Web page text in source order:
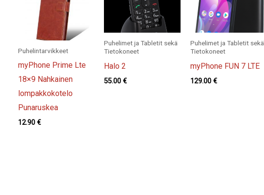
Puhelintarvikkeet
myPhone Prime Lte
18×9 Nahkainen
lompakkokotelo
Punaruskea
12.90 €
Puhelimet ja Tabletit sekä
Tietokoneet
Halo 2
55.00€
Puhelimet ja Tabletit sekä
Tietokoneet
myPhone FUN 7 LTE
129.00 €